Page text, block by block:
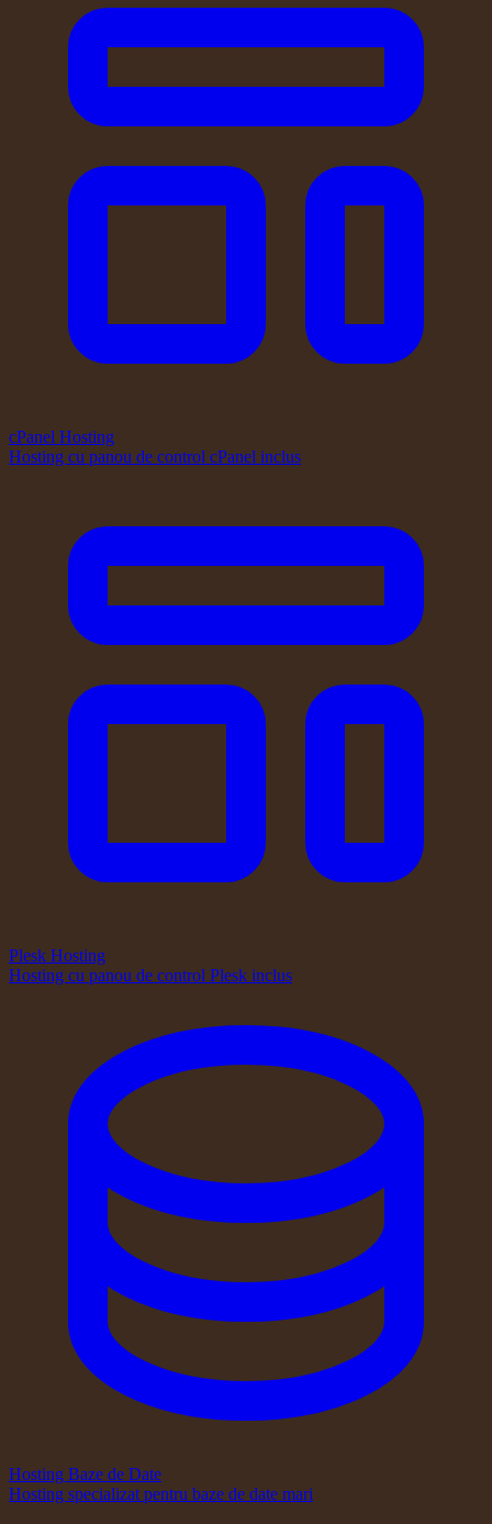
cPanel Hosting
Hosting cu panou de control cPanel inclus
Plesk Hosting
Hosting cu panou de control Plesk inclus
Hosting Baze de Date
Hosting specializat pentru baze de date mari